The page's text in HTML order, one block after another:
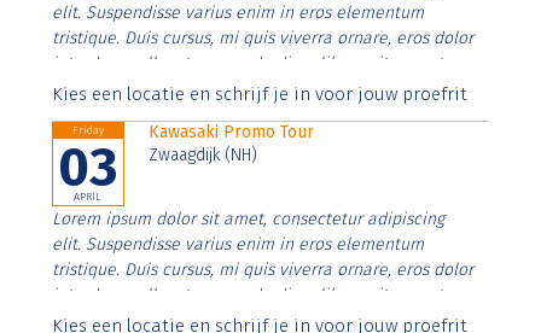
elit. Suspendisse varius enim in eros elementum
tristique. Duis cursus, mi quis viverra ornare, eros dolor
interdum nulla, ut commodo diam libero vitae erat.
Aenean faucibus nibh et justo cursus id rutrum lorem
Kies een locatie en schrijf je in voor jouw proefrit
Friday
03
APRIL
Kawasaki Promo Tour
Zwaagdijk (NH)
Lorem ipsum dolor sit amet, consectetur adipiscing
elit. Suspendisse varius enim in eros elementum
tristique. Duis cursus, mi quis viverra ornare, eros dolor
interdum nulla, ut commodo diam libero vitae erat.
Aenean faucibus nibh et justo cursus id rutrum lorem
Kies een locatie en schrijf je in voor jouw proefrit